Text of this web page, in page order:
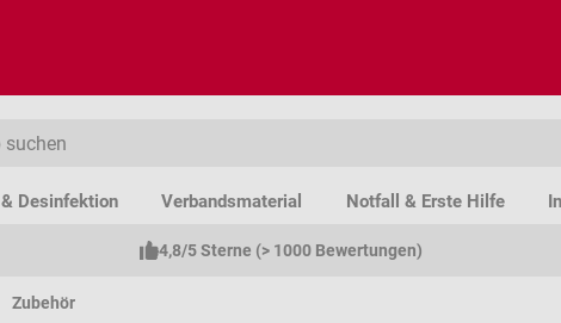
Desinfektion Verbandsmaterial Notfall & Erste Hilfe
4,8/5 Sterne (> 1000 Bewertungen)
Zubehör